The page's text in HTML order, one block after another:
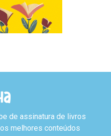
de assinatura de livros
melhores conteúdos